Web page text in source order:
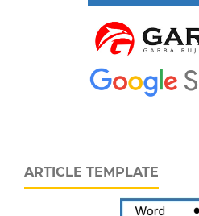
ARTICLE TEMPLATE